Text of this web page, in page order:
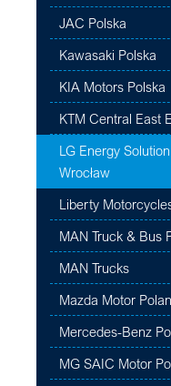
JAC Polska
Kawasaki Polska
KIA Motors Polska
KTM Central East
LG Energy Solution
Wrocław
Liberty
MAN Truck & Bus
MAN Trucks
Mazda Motor
Mercedes-Benz
MG SAIC Motor